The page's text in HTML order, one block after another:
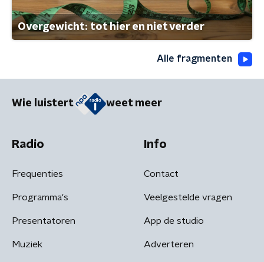
Overgewicht: tot hier en niet verder
Alle fragmenten
Wie luistert weet meer
Radio
Frequenties
Programma's
Presentatoren
Muziek
Info
Contact
Veelgestelde vragen
App de studio
Adverteren